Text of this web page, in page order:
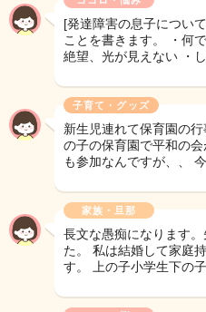
[発達障害の息子につい
ことを書きます。 ・何
絶望、光が見えない ・
子育て・グッズ
新生児連れて保育園の
の子の保育園で平和の
も参加なんですが、、
家族・旦那
長文な愚痴になります
た。 私は結婚して家庭
す。 上の子小学生下の